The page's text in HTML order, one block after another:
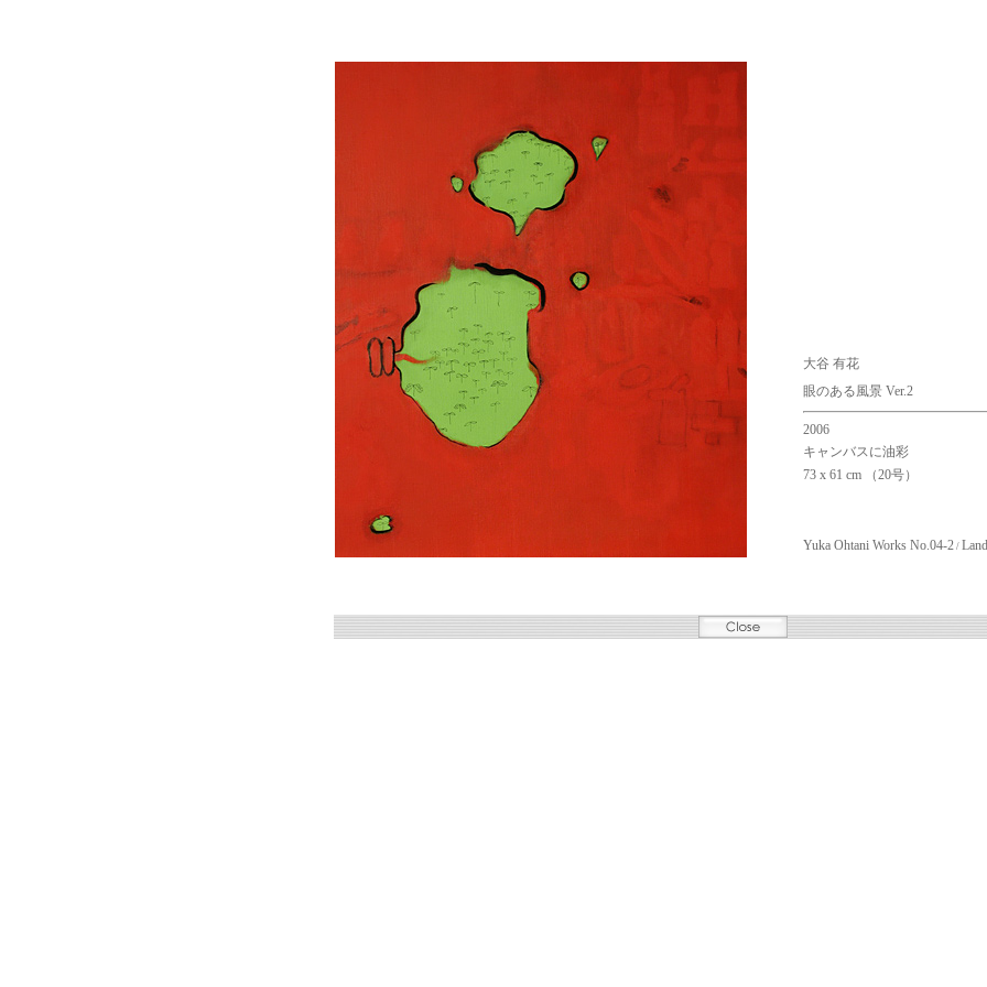
大谷 有花
眼のある風景 Ver.2
2006
キャンバスに油彩
73 x 61 cm （20号）
Yuka Ohtani Works No.04-2 /